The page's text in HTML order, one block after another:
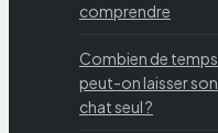
comprendre
Combien de temps
peut-on laisser son
chat seul ?